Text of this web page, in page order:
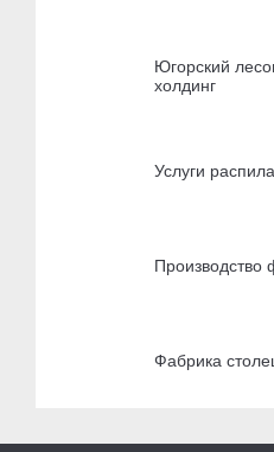
Югорский
холдинг
Услуги
Производство
Фабрика